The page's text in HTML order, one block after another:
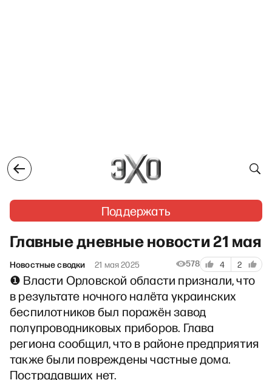
Поддержать
Главные дневные новости 21 мая
Новостные сводки 21 мая 2025 578 4 2
❶ Власти Орловской области признали, что
в результате ночного налёта украинских
беспилотников был поражён завод
полупроводниковых приборов. Глава
региона сообщил, что в районе предприятия
также были повреждены частные дома.
Пострадавших нет.